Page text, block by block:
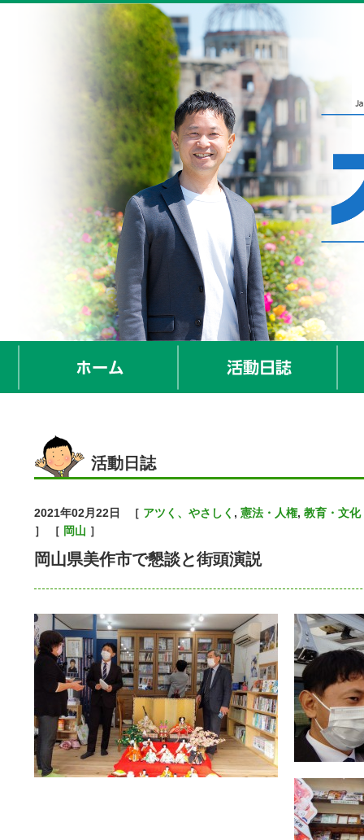
活動日誌
2021年02月22日 ［ アツく、やさしく , 憲法・人権, 教育・文化
］ ［ 岡山 ］
岡山県美作市で懇談と街頭演説